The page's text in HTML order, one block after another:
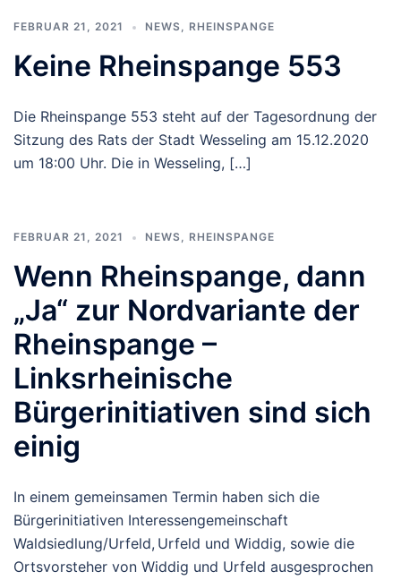
FEBRUAR 21, 2021 NEWS, RHEINSPANGE
Keine Rheinspange 553
Die Rheinspange 553 steht auf der Tagesordnung der
Sitzung des Rats der Stadt Wesseling am 15.12.2020
um 18:00 Uhr. Die in Wesseling, […]
FEBRUAR 21, 2021 NEWS, RHEINSPANGE
Wenn Rheinspange, dann
„Ja“ zur Nordvariante der
Rheinspange –
Linksrheinische
Bürgerinitiativen sind sich
einig
In einem gemeinsamen Termin haben sich die
Bürgerinitiativen Interessengemeinschaft
Waldsiedlung/Urfeld, Urfeld und Widdig, sowie die
Ortsvorsteher von Widdig und Urfeld ausgesprochen